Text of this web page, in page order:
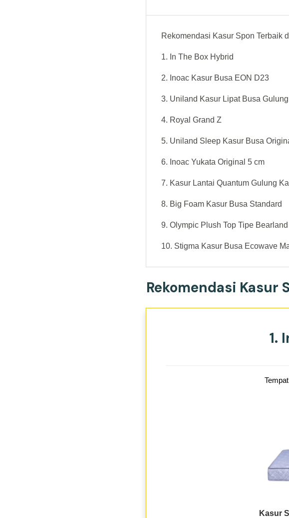
Rekomendasi Kasur Spon Terbaik
1. In The Box Hybrid
2. Inoac Kasur Busa EON D23
3. Uniland Kasur Lipat Busa
4. Royal Grand Z
5. Uniland Sleep Kasur Busa
6. Inoac Yukata Original 5 cm
7. Kasur Lantai Quantum Gulung
8. Big Foam Kasur Busa Standard
9. Olympic Plush Top Tipe
10. Stigma Kasur Busa Ecowave
Rekomendasi Kasur
1.
Kasur